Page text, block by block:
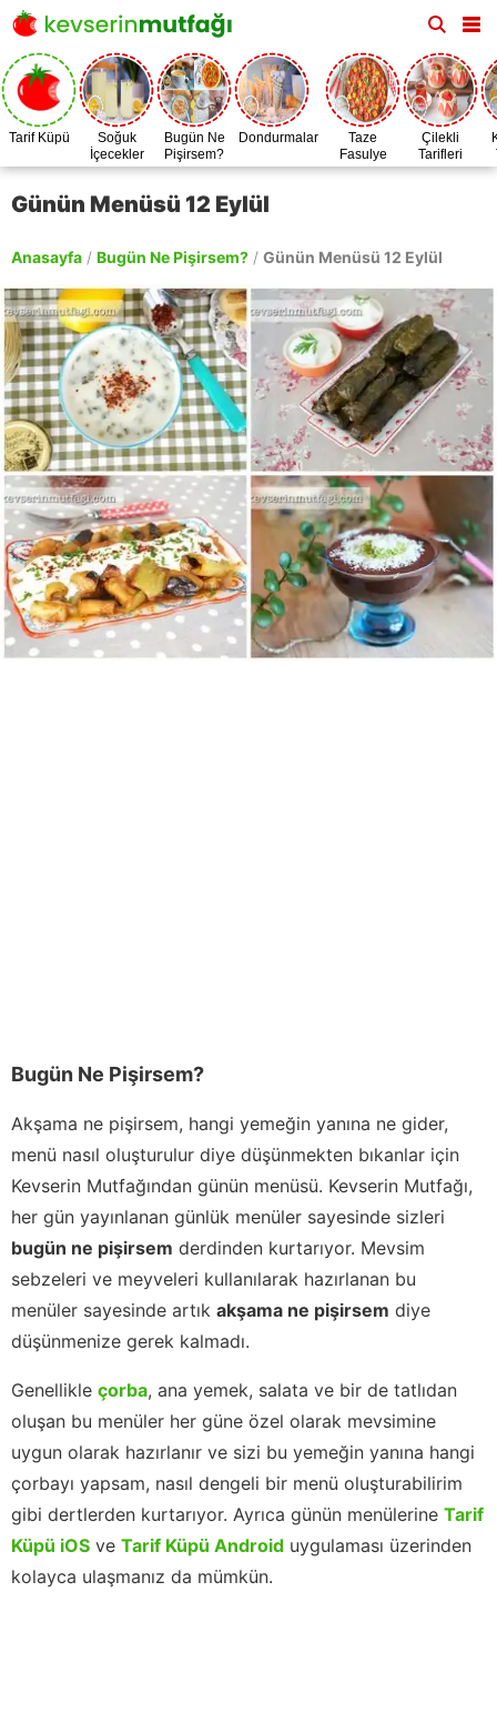
Tarif Küpü
Soğuk
İçecekler
Bugün Ne
Pişirsem?
Dondurmalar
Taze
Fasulye
Zamanı
Çilekli
Tarifleri
Günün Menüsü 12 Eylül
Anasayfa / Bugün Ne Pişirsem? / Günün Menüsü 12 Eylül
Bugün Ne Pişirsem?
Akşama ne pişirsem, hangi yemeğin yanına ne gider,
menü nasıl oluşturulur diye düşünmekten bıkanlar için
Kevserin Mutfağından günün menüsü. Kevserin Mutfağı,
her gün yayınlanan günlük menüler sayesinde sizleri
bugün ne pişirsem derdinden kurtarıyor. Mevsim
sebzeleri ve meyveleri kullanılarak hazırlanan bu
menüler sayesinde artık akşama ne pişirsem diye
düşünmenize gerek kalmadı.
Genellikle çorba, ana yemek, salata ve bir de tatlıdan
oluşan bu menüler her güne özel olarak mevsimine
uygun olarak hazırlanır ve sizi bu yemeğin yanına hangi
çorbayı yapsam, nasıl dengeli bir menü oluşturabilirim
gibi dertlerden kurtarıyor. Ayrıca günün menülerine Tarif
Küpü iOS ve Tarif Küpü Android uygulaması üzerinden
kolayca ulaşmanız da mümkün.